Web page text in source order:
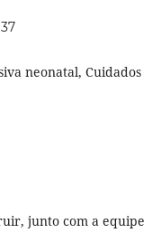
neonatal, Cuidados
junto com a equipe